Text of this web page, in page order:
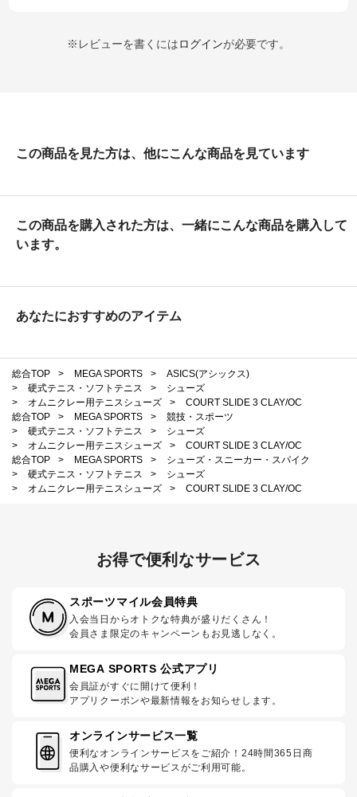
※レビューを書くにはログインが必要です。
この商品を見た方は、他にこんな商品を見ています
この商品を購入された方は、一緒にこんな商品を購入して
います。
あなたにおすすめのアイテム
総合TOP > MEGA SPORTS >
ASICS(アシックス)
>
硬式テニス・ソフトテニス >
シューズ
>
オムニクレー用テニスシューズ >
COURT SLIDE 3 CLAY/OC
総合TOP
> MEGA SPORTS >
競技・スポーツ
>
硬式テニス・ソフトテニス >
シューズ
>
オムニクレー用テニスシューズ >
COURT SLIDE 3 CLAY/OC
総合TOP
> MEGA SPORTS >
シューズ・スニーカー・スパイク
>
硬式テニス・ソフトテニス >
シューズ
>
オムニクレー用テニスシューズ > COURT SLIDE 3 CLAY/OC
お得で便利なサービス
スポーツマイル会員特典
入会当日からオトクな特典が盛りだくさん！
会員さま限定のキャンペーンもお見逃しなく。
MEGA SPORTS 公式アプリ
会員証がすぐに開けて便利！
アプリクーポンや最新情報をお知らせします。
オンラインサービス一覧
便利なオンラインサービスをご紹介！24時間365日商
品購入や便利なサービスがご利用可能。